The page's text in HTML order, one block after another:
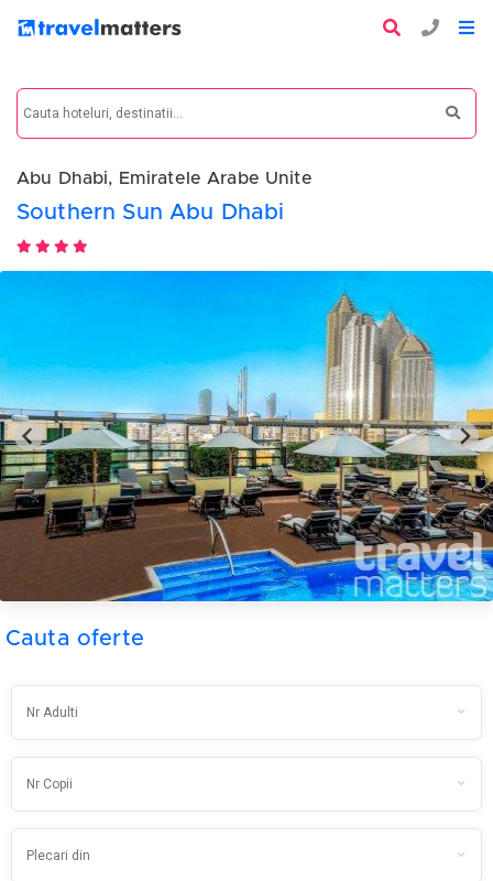
Abu Dhabi, Emiratele Arabe Unite
Southern Sun Abu Dhabi
Cauta oferte